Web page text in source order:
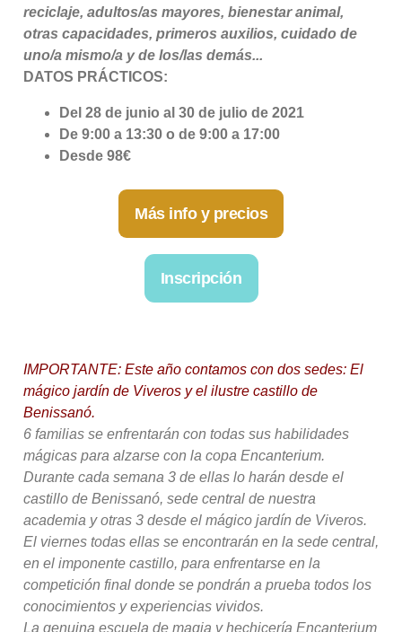
reciclaje, adultos/as mayores, bienestar animal,
otras capacidades, primeros auxilios, cuidado de
uno/a mismo/a y de los/las demás...
DATOS PRÁCTICOS:
Del 28 de junio al 30 de julio de 2021
De 9:00 a 13:30 o de 9:00 a 17:00
Desde 98€
Más info y precios
Inscripción
IMPORTANTE: Este año contamos con dos sedes: El
mágico jardín de Viveros y el ilustre castillo de
Benissanó.
6 familias se enfrentarán con todas sus habilidades
mágicas para alzarse con la copa Encanterium.
Durante cada semana 3 de ellas lo harán desde el
castillo de Benissanó, sede central de nuestra
academia y otras 3 desde el mágico jardín de Viveros.
El viernes todas ellas se encontrarán en la sede central,
en el imponente castillo, para enfrentarse en la
competición final donde se pondrán a prueba todos los
conocimientos y experiencias vividos.
La genuina escuela de magia y hechicería Encanterium